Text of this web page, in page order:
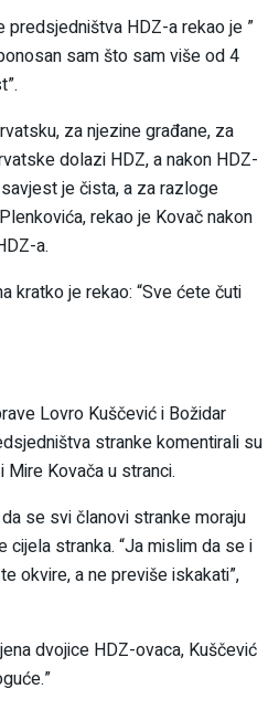
predsjedništva HDZ-a rekao je ”
sam što sam više od 4
za njezine građane, za
dolazi HDZ, a nakon HDZ-
je čista, a za razloge
rekao je Kovač nakon
a.
kratko je rekao: “Sve ćete čuti
Lovro Kuščević i Božidar
stranke komentirali su
Mire Kovača u stranci.
se svi članovi stranke moraju
cijela stranka. “Ja mislim da se i
okvire, a ne previše iskakati”,
dvojice HDZ-ovaca, Kuščević